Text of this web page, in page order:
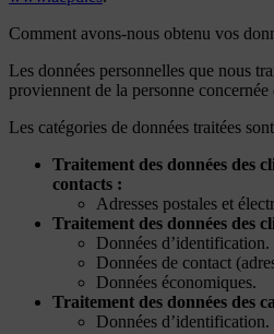
Comment avons-nous obtenu vos
Les données personnelles que nous
proviennent de la personne concernée
Les catégories de données traitées
Traitement des données des
contacts :
Adresses postales et
Traitement des données des
Données d’identification.
Données de contact
Données économiques.
Traitement des données des
Données d’identification.